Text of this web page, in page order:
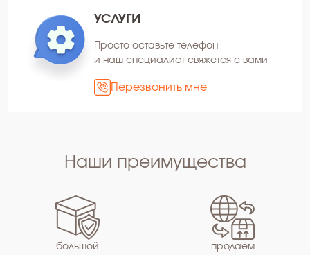
УСЛУГИ
Просто оставьте телефон
и наш специалист свяжется с вами
Перезвонить мне
Наши преимущества
большой
продаем